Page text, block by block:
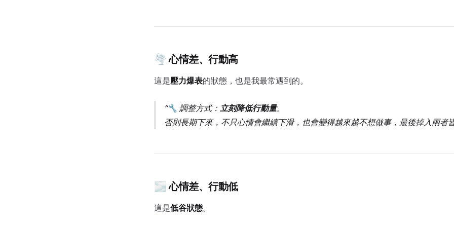
🌪️ 心情差、行動高
這是壓力爆表的狀態，也是我最常遇到的。
🔧 調整方式： 立刻降低行動量。
否則長期下來，不只心情會繼續下滑，也會變得越來越不想做事，最後掉入兩者
🌫️ 心情差、行動低
這是低谷狀態。